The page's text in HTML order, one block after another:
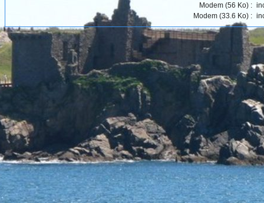
Modem (56 Ko) :
Modem (33.6 Ko) :